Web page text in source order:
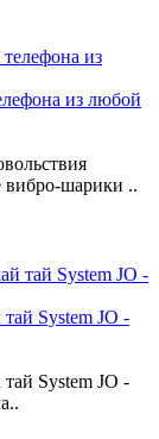
из любой
вибро-шарики ..
System JO -
System JO -